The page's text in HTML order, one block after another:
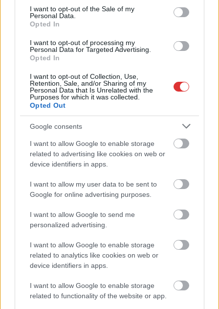
consent section.
I want to opt-out of the Sale of my
Personal Data.
Opted In
I want to opt-out of processing my
Personal Data for Targeted Advertising.
Opted In
I want to opt-out of Collection, Use,
Retention, Sale, and/or Sharing of my
Personal Data that Is Unrelated with the
Purposes for which it was collected.
Opted Out
Google consents
I want to allow Google to enable storage
related to advertising like cookies on web or
device identifiers in apps.
I want to allow my user data to be sent to
Google for online advertising purposes.
I want to allow Google to send me
personalized advertising.
I want to allow Google to enable storage
related to analytics like cookies on web or
device identifiers in apps.
I want to allow Google to enable storage
related to functionality of the website or app.
motorosok és az
a másikra. Az sosem
volt kérdés, hogy ha
biztosan a motoros
húzza a rövidebbet, de még a kétkerekű járművek vezetői
között sincs egyetértés néhány brutális balesetnél. Ezen a
hétvégén is csak bővül a fekete statisztika.
JNSZ megyei hírek baleset , ,
Centikre száguldott a haláltól a főúton a
motoros – videó
2023.07.18. Kiss Lajos
Semmivel nem
magyarázható ön- és
a végtelenségig
felelőtlen motoros